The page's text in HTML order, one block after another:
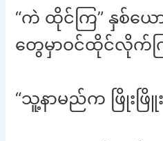
“ကဲ ထိုင်ကြ” နှစ်ယေ
တွေမှာဝင်ထိုင်လိုက်
“သူ့နာမည်က ဖြိုးဖြိူး